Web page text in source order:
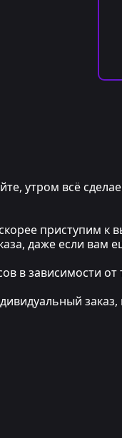
утром всё
приступим
даже если вам
в зависимости от